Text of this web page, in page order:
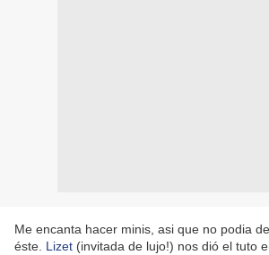
Me encanta hacer minis, asi que no podia
éste. Lizet (invitada de lujo!) nos dió el tuto